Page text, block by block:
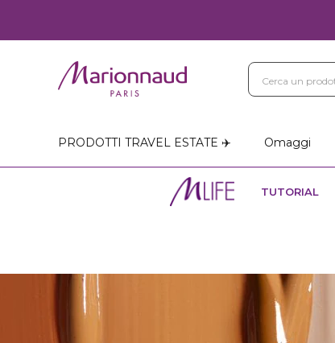
PRODOTTI TRAVEL ESTATE ✈️
Omaggi
TUTORIAL